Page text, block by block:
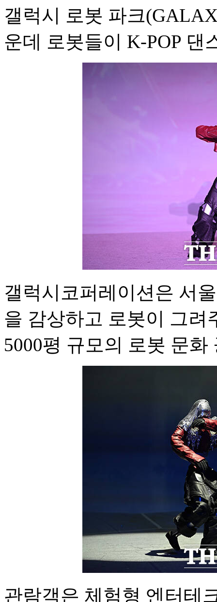
갤럭시 로봇 파크
운데 로봇들이 K-POP 댄
갤럭시코퍼레이션은 서
을 감상하고 로봇이 그려
5000평 규모의 로봇 문
관람객은 체험형 엔터테